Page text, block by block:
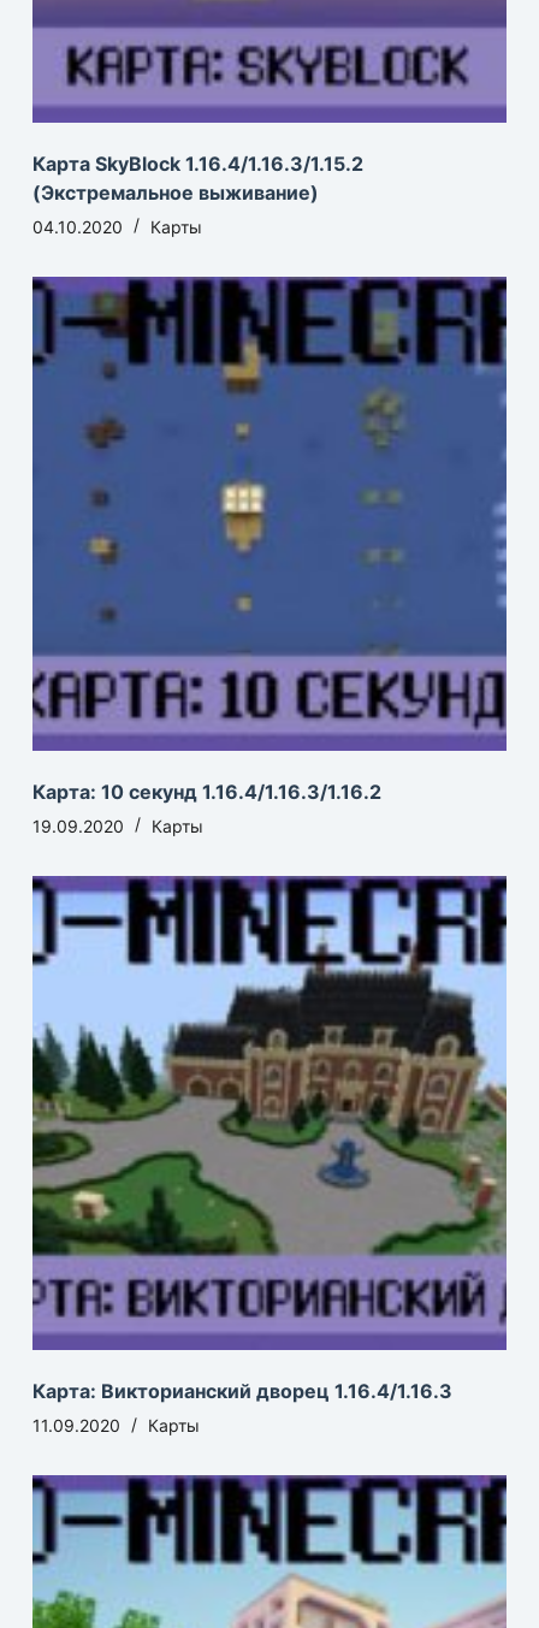
Карта SkyBlock 1.16.4/1.16.3/1.15.2
(Экстремальное выживание)
04.10.2020 Карты
Карта: 10 секунд 1.16.4/1.16.3/1.16.2
19.09.2020 Карты
Карта: Викторианский дворец 1.16.4/1.16.3
11.09.2020 Карты